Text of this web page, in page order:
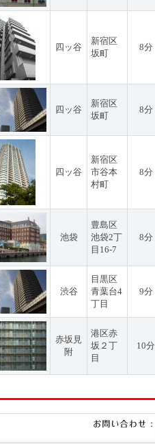
四ッ谷
新宿区
坂町
8分
四ッ谷
新宿区
坂町
8分
四ッ谷
新宿区
市谷本
村町
8分
池袋
豊島区
池袋2丁
目16-7
8分
渋谷
目黒区
青葉台4
丁目
9分
赤坂見
附
港区赤
坂２丁
目
10分